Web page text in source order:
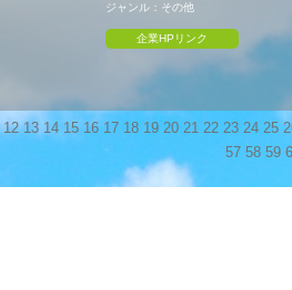
ジャンル：その他
企業HPリンク
12 13 14 15 16 17 18 19 20 21 22 23 24 25
57 58 59